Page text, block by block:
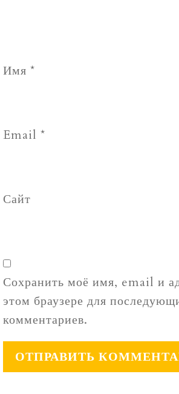
Имя *
Email *
Сайт
Сохранить моё имя, email и
этом браузере для
комментариев.